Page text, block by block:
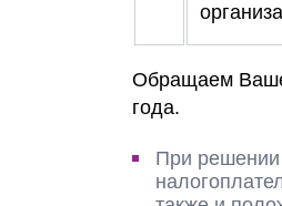
Обращаем Ваше
года.
При решении